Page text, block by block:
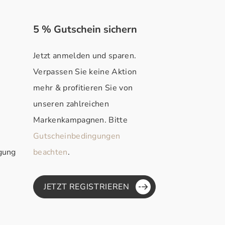
5 % Gutschein sichern
Jetzt anmelden und sparen.
Verpassen Sie keine Aktion
mehr & profitieren Sie von
unseren zahlreichen
Markenkampagnen. Bitte
Gutscheinbedingungen
beachten.
JETZT REGISTRIEREN